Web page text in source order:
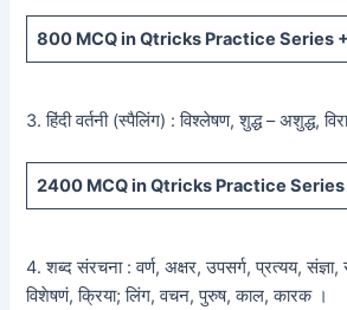
800 MCQ in Qtricks Practice Series +
3. हिंदी वर्तनी (स्पैलिंग) : विश्लेषण, शुद्ध – अशुद्ध,
2400 MCQ in Qtricks Practice Series
4. शब्द संरचना : वर्ण, अक्षर, उपसर्ग, प्रत्यय, संज्ञा,
विशेषणं, क्रिया; लिंग, वचन, पुरुष, काल, कारक ।